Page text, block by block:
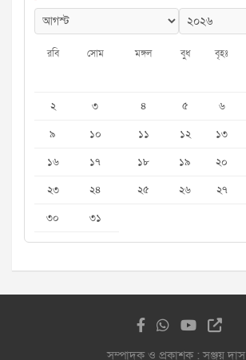
রবি সোম মঙ্গল বুধ বৃহঃ
২
৩ ৪ ৫ ৬
৯
১০ ১১ ১২ ১৩
১৬
১৭ ১৮ ১৯ ২০
২৩
২৪ ২৫ ২৬ ২৭
৩০
৩১
সম্পাদক ও প্রকাশক : সঞ্জয় দাস